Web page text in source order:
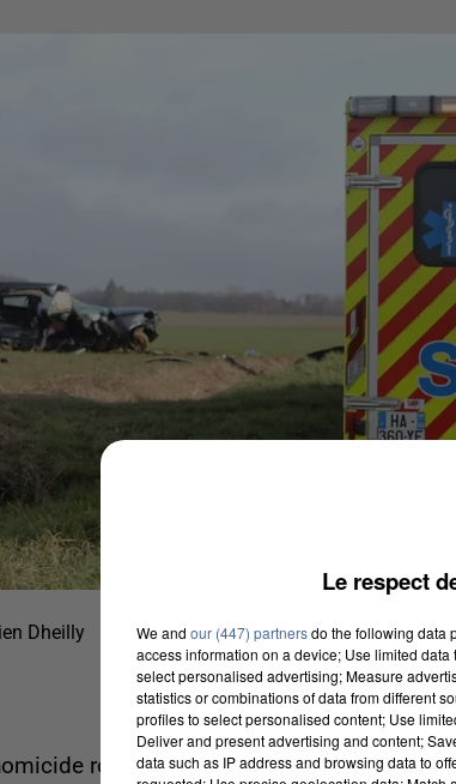
Dheilly
routier a été ouverte après qu’un
Le respect
We and our (447) partnersdo the following data
access information on a device; Use limited
select personalised advertising; Measure
statistics or combinations of data from different
profiles to select personalised content; Use
Deliver and present advertising and content;
data such as IP address and browsing data to